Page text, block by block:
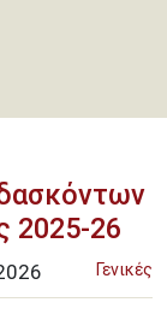
2025-26
Γενικές